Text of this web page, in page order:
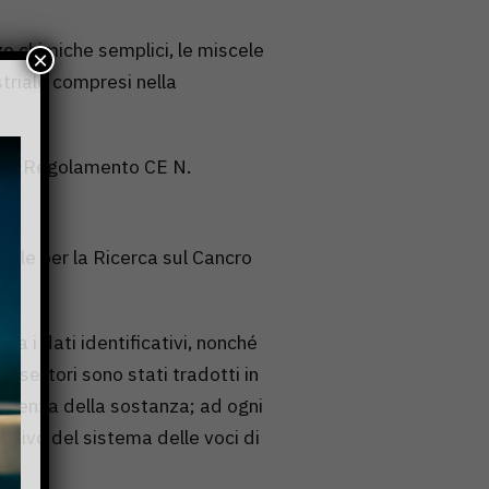
chimiche semplici, le miscele
compresi nella
Regolamento CE N.
per la Ricerca sul Cancro
i dati identificativi, nonché
settori sono stati tradotti in
della sostanza; ad ogni
del sistema delle voci di
×